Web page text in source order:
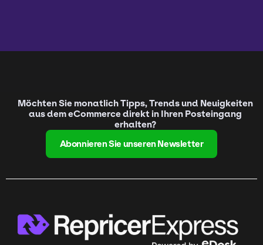
Möchten Sie monatlich Tipps, Trends und Neuigkeiten
aus dem eCommerce direkt in Ihren Posteingang
erhalten?
Abonnieren Sie unseren Newsletter